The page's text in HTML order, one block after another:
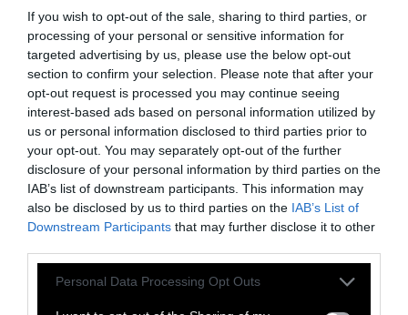
If you wish to opt-out of the sale, sharing to third parties, or
processing of your personal or sensitive information for
targeted advertising by us, please use the below opt-out
section to confirm your selection. Please note that after your
opt-out request is processed you may continue seeing
interest-based ads based on personal information utilized by
us or personal information disclosed to third parties prior to
your opt-out. You may separately opt-out of the further
disclosure of your personal information by third parties on the
IAB’s list of downstream participants. This information may
also be disclosed by us to third parties on the IAB’s List of
Downstream Participants that may further disclose it to other
Personal Data Processing Opt Outs
κάνουμε σπόιλερ - αφήνει τον ήρωα
περισσότερο εκτεθειμένο, σε σημείο που να
μην μας πείραζε να δούμε και μία συνέχεια
ίσως. Τζόνσον και Μπλάιθ, εξαιρετικοί!
Ηνωμένο Βασίλειο, 2025. Πρεμιέρα: Πέμπτη
21Μαΐου. Παίζουν: Ντέιβιντ Τζόνσον, Τομ
Μπλάιθ, Κόριν Σίλβα, Αλεξ Χάσελ, Νιλ
Λίνποου, Πολ Χίλτον, Λέιτον Μπλέικ. Διάρκεια:
90' Διανομή: Neo Films.